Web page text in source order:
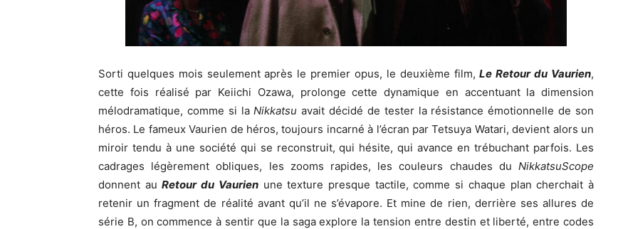
Sorti quelques mois seulement après le premier opus, le deuxième film,Le Retour du Vaurien,
cette fois réalisé par Keiichi Ozawa, prolonge cette dynamique en accentuant la dimension
mélodramatique, comme si laNikkatsu avait décidé de tester la résistance émotionnelle de son
héros. Le fameux Vaurien de héros, toujours incarné à l’écran par Tetsuya Watari, devient alors un
miroir tendu à une société qui se reconstruit, qui hésite, qui avance en trébuchant parfois. Les
cadrages légèrement obliques, les zooms rapides, les couleurs chaudes du NikkatsuScope
donnent auRetour du Vaurienune texture presque tactile, comme si chaque plan cherchait à
retenir un fragment de réalité avant qu’il ne s’évapore. Et mine de rien, derrière ses allures de
série B, on commence à sentir que la saga explore la tension entre destin et liberté, entre codes